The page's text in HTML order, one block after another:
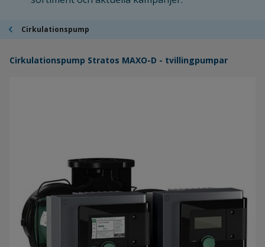
chevron_left Cirkulationspump
Cirkulationspump Stratos MAXO-D - tvillingpumpar